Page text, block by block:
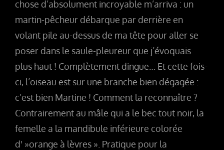
chose d’absolument incroyable m’arriva : un
martin-pêcheur débarque par derrière en
volant pile au-dessus de ma tête pour aller se
poser dans le saule-pleureur que j’évoquais
plus haut ! Complètement dingue… Et cette fois-
ci, l’oiseau est sur une branche bien dégagée :
c’est bien Martine ! Comment la reconnaître ?
Contrairement au mâle qui a le bec tout noir, la
femelle a la mandibule inférieure colorée
d' »orange à lèvres ». Pratique pour la